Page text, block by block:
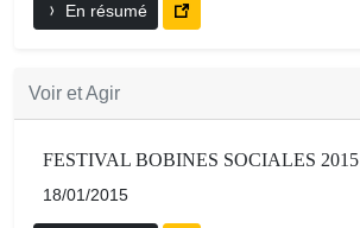
En résumé
Voir et Agir
FESTIVAL BOBINES SOCIALES 2015
18/01/2015